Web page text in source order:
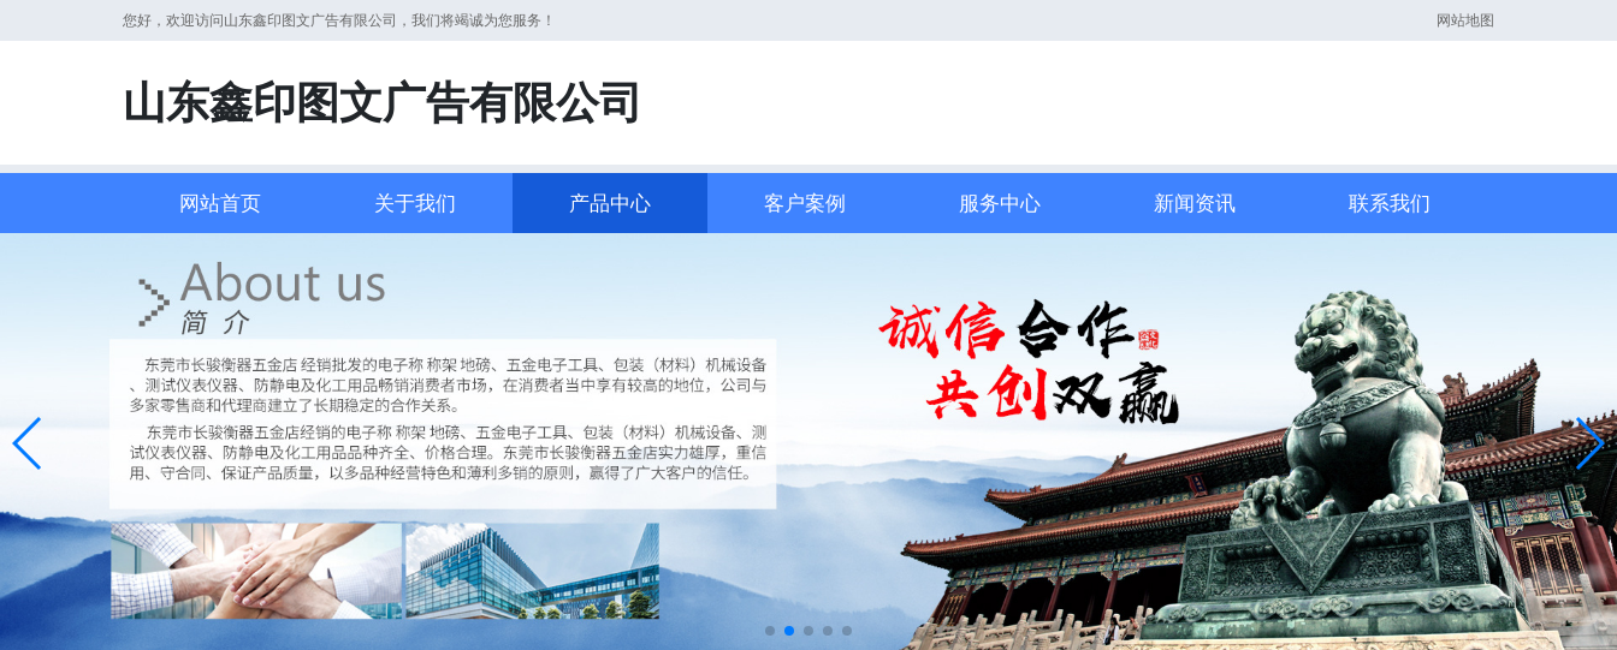
您好，欢迎访问山东鑫印图文广告有限公司，我们将竭诚为您服务！ 网站地图
山东鑫印图文广告有限公司
网站首页 关于我们 产品中心 客户案例 服务中心 新闻资讯 联系我们